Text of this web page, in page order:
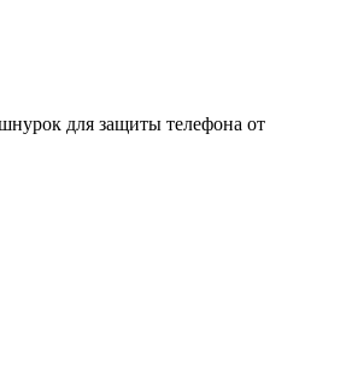
для защиты телефона от